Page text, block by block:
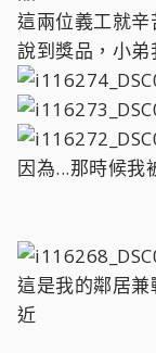
這兩位義工就
說到獎品，小
因為...那時候我
這是我的鄰居
近